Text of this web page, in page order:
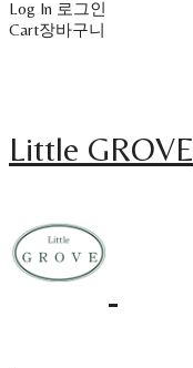
Log In 로그인
Cart장바구니
Little GROVE